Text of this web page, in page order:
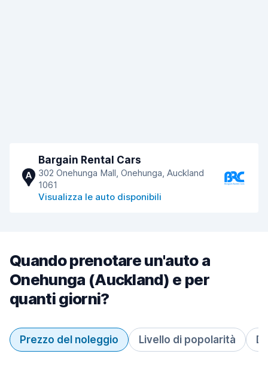
A
Bargain Rental Cars
302 Onehunga Mall, Onehunga, Auckland
1061
Visualizza le auto disponibili
Quando prenotare un'auto a
Onehunga (Auckland) e per
quanti giorni?
Prezzo del noleggio Livello di popolarità